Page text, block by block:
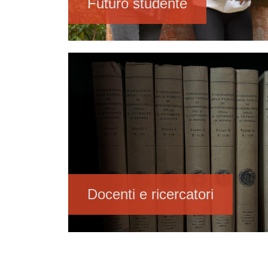
Immagine
Docenti e ricercatori